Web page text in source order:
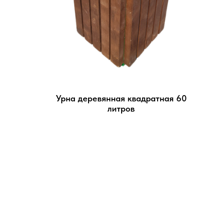
Урна деревянная квадратная 60
литров